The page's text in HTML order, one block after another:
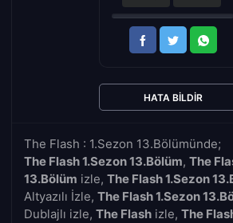
The Flash : 1.Sezon 13.Bölümünde;
The Flash 1.Sezon 13.Bölüm, The
13.Bölüm izle, The Flash 1.Sezon
Altyazılı İzle, The Flash 1.Sezon
Dublajlı izle, The Flash izle, The
HATA BILDIR